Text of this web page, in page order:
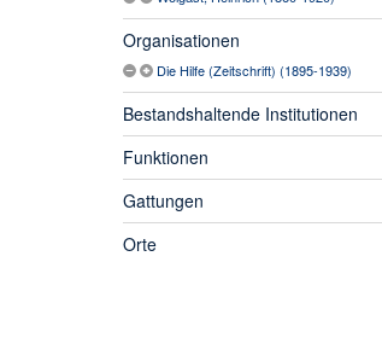
Organisationen
Die Hilfe (Zeitschrift) (1895-1939)
Bestandshaltende Institutionen
Funktionen
Gattungen
Orte